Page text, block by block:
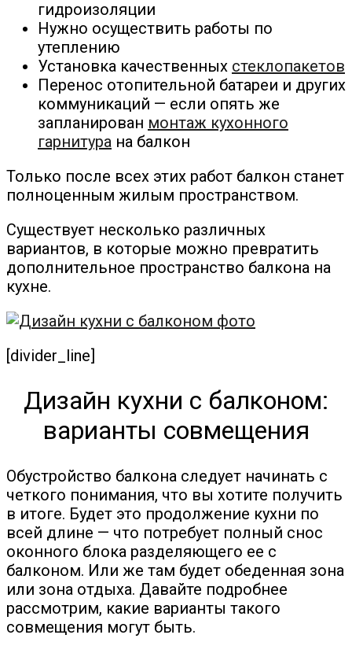
гидроизоляции
Нужно осуществить работы по
утеплению
Установка качественных стеклопакетов
Перенос отопительной батареи и других
коммуникаций — если опять же
запланирован монтаж кухонного
гарнитура на балкон
Только после всех этих работ балкон станет
полноценным жилым пространством.
Существует несколько различных
вариантов, в которые можно превратить
дополнительное пространство балкона на
кухне.
[divider_line]
Дизайн кухни с балконом:
варианты совмещения
Обустройство балкона следует начинать с
четкого понимания, что вы хотите получить
в итоге. Будет это продолжение кухни по
всей длине — что потребует полный снос
оконного блока разделяющего ее с
балконом. Или же там будет обеденная зона
или зона отдыха. Давайте подробнее
рассмотрим, какие варианты такого
совмещения могут быть.